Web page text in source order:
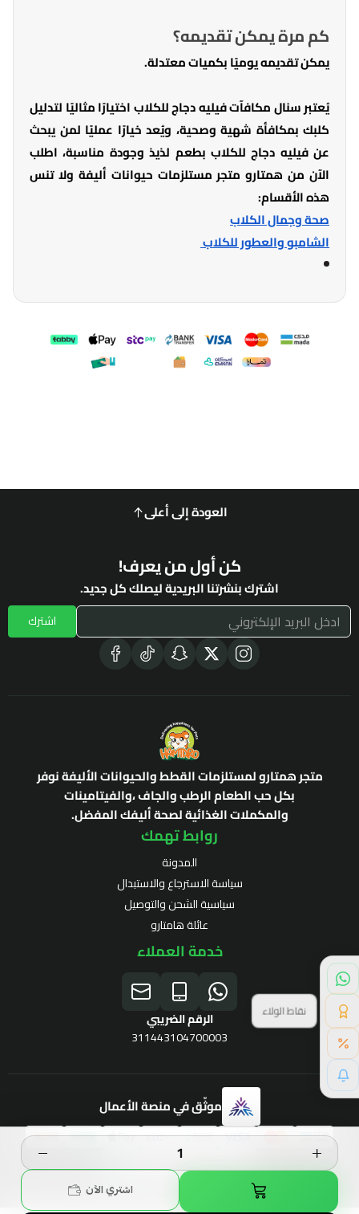
اشتري الآن
كم مرة يمكن تقديمه؟
يمكن تقديمه يوميًا بكميات معتدلة.
يُعتبر سنال مكافآت فيليه دجاج للكلاب اختيارًا مثاليًا لتدليل
كلبك بمكافأة شهية وصحية، ويُعد خيارًا عمليًا لمن يبحث
عن فيليه دجاج للكلاب بطعم لذيذ وجودة مناسبة، اطلب
الآن من همتارو متجر مستلزمات حيوانات أليفة ولا تنس
هذه الأقسام:
صحة وجمال الكلاب
الشامبو والعطور للكلاب
العودة إلى أعلى
كن أول من يعرف!
اشترك بنشرتنا البريدية ليصلك كل جديد.
اشترك
متجر همتارو لمستلزمات القطط والحيوانات الأليفة نوفر
بكل حب الطعام الرطب والجاف ،والفيتامينات
والمكملات الغذائية لصحة أليفك المفضل.
روابط تهمك
المدونة
سياسة الاسترجاع والاستبدال
سياسية الشحن والتوصيل
عائلة هامتارو
خدمة العملاء
الرقم الضريبي
311443104700003
موثّق في منصة الأعمال
الحقوق محفوظة | 2026
برنامج الولاء
نقاط الولاء